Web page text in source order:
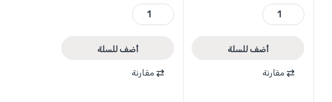
TDOES18191 - مفتاح شق 18 × 19 ماركة TOTAL quantity
أضف للسلة
مقارنة
TDOES06071 - مفتاح شق 6 × 7 ماركة TOTAL quantity
أضف للسلة
مقارنة